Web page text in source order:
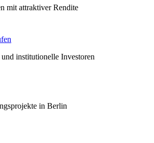
mit attraktiver Rendite
institutionelle Investoren
in Berlin